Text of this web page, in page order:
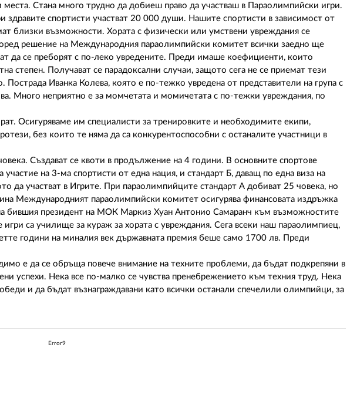
места. Стана много трудно да добиеш право да участваш в Параолимпийски игри.
здравите спортисти участват 20 000 души. Нашите спортисти в зависимост от
близки възможности. Хората с физически или умствени увреждания се
решение на Международния параолимпийски комитет всички заедно ще
да се преборят с по-леко увредените. Преди имаше коефициенти, които
степен. Получават се парадоксални случаи, защото сега не се приемат тези
Иванка Колева, която е по-тежко увредена от представители на група с
Много неприятно е за момчетата и момичетата с по-тежки увреждания, по
Осигуряваме им специалисти за тренировките и необходимите екипи,
без които те няма да са конкурентоспособни с останалите участници в
Създават се квоти в продължение на 4 години. В основните спортове
на 3-ма спортисти от една нация, и стандарт Б, даващ по една виза на
да участват в Игрите. При параолимпийците стандарт А добиват 25 човека, но
Международният параолимпийски комитет осигурява финансовата издръжка
бившия президент на МОК Маркиз Хуан Антонио Самаранч към възможностите
са училище за кураж за хората с увреждания. Сега всеки наш параолимпиец,
години на миналия век държавната премия беше само 1700 лв. Преди
е да се обръща повече внимание на техните проблеми, да бъдат подкрепяни в
успехи. Нека все по-малко се чувства пренебрежението към техния труд. Нека
и да бъдат възнаграждавани като всички останали спечелили олимпийци, за
Error9